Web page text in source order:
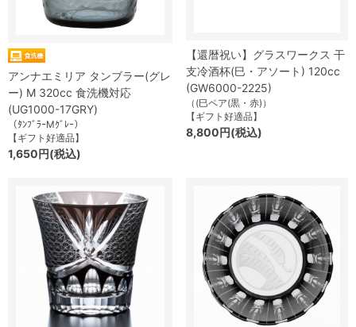
アンナエミリア タンブラー(グレ
ー) M 320cc 食洗機対応
(UG1000-17GRY)
（ﾀﾝﾌﾞﾗｰMｸﾞﾚｰ）
【ギフト好適品】
1,650円(税込)
【還暦祝い】グラスワークス 干
支冷酒杯(巳・アソート) 120cc
(GW6000-2225)
（(巳ペア(黒・赤)）
【ギフト好適品】
8,800円(税込)